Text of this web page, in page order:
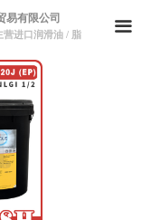
끀
易有限公司
营进口润滑油 / 脂